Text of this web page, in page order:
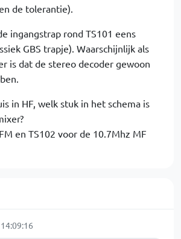
de tolerantie).
ingangstrap rond TS101 eens
GBS trapje). Waarschijnlijk als
is dat de stereo decoder gewoon
in HF, welk stuk in het schema is
en TS102 voor de 10.7Mhz MF